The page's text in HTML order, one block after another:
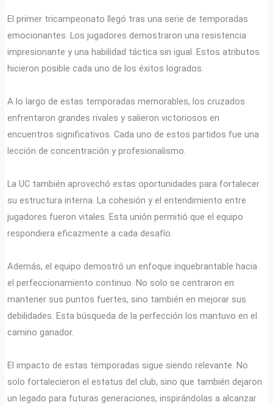
El primer tricampeonato llegó tras una serie de temporadas
emocionantes. Los jugadores demostraron una resistencia
impresionante y una habilidad táctica sin igual. Estos atributos
hicieron posible cada uno de los éxitos logrados.
A lo largo de estas temporadas memorables, los cruzados
enfrentaron grandes rivales y salieron victoriosos en
encuentros significativos. Cada uno de estos partidos fue una
lección de concentración y profesionalismo.
La UC también aprovechó estas oportunidades para fortalecer
su estructura interna. La cohesión y el entendimiento entre
jugadores fueron vitales. Esta unión permitió que el equipo
respondiera eficazmente a cada desafío.
Además, el equipo demostró un enfoque inquebrantable hacia
el perfeccionamiento continuo. No solo se centraron en
mantener sus puntos fuertes, sino también en mejorar sus
debilidades. Esta búsqueda de la perfección los mantuvo en el
camino ganador.
El impacto de estas temporadas sigue siendo relevante. No
solo fortalecieron el estatus del club, sino que también dejaron
un legado para futuras generaciones, inspirándolas a alcanzar